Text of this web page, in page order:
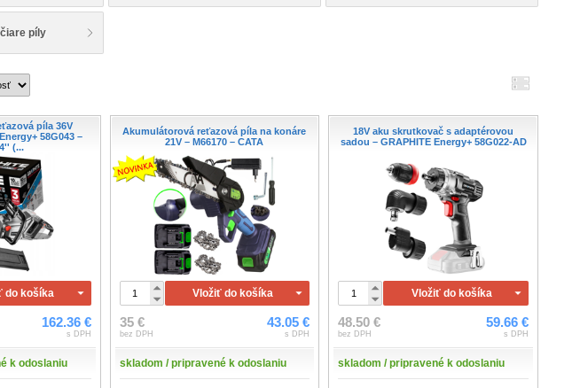
píly
píla 36V
58G043 –
(...
do košíka
162.36 €
s DPH
k odoslaniu
Akumulátorová reťazová píla na konáre
21V – M66170 – CATA
Vložiť do košíka
35 €
bez DPH
43.05 €
s DPH
skladom / pripravené k odoslaniu
18V aku skrutkovač s adaptérovou
sadou – GRAPHITE Energy+ 58G022-AD
Vložiť do košíka
48.50 €
bez DPH
59.66 €
s DPH
skladom / pripravené k odoslaniu